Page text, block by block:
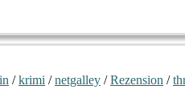
/krimi /netgalley /Rezension /